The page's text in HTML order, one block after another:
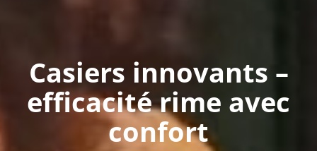
Casiers innovants –
efficacité rime avec
confort